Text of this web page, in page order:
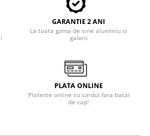
GARANTIE 2 ANI
La toata gama de sine aluminiu si
galerii
PLATA ONLINE
Plateste online cu cardul fara batai
de cap!